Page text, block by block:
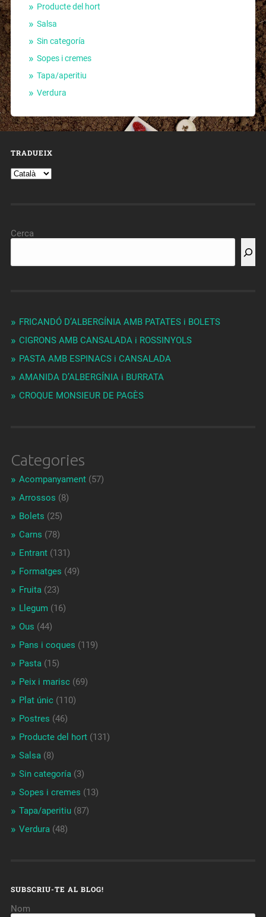
Producte del hort
Salsa
Sin categoría
Sopes i cremes
Tapa/aperitiu
Verdura
TRADUEIX
Cerca
FRICANDÓ D’ALBERGÍNIA AMB PATATES i BOLETS
CIGRONS AMB CANSALADA i ROSSINYOLS
PASTA AMB ESPINACS i CANSALADA
AMANIDA D’ALBERGÍNIA i BURRATA
CROQUE MONSIEUR DE PAGÈS
Categories
Acompanyament(57)
Arrossos (8)
Bolets (25)
Carns (78)
Entrant(131)
Formatges (49)
Fruita(23)
Llegum (16)
Ous (44)
Pans i coques (119)
Pasta(15)
Peix i marisc(69)
Plat únic(110)
Postres (46)
Producte del hort(131)
Salsa(8)
Sin categoría(3)
Sopes i cremes (13)
Tapa/aperitiu(87)
Verdura(48)
SUBSCRIU-TE AL BLOG!
Nom